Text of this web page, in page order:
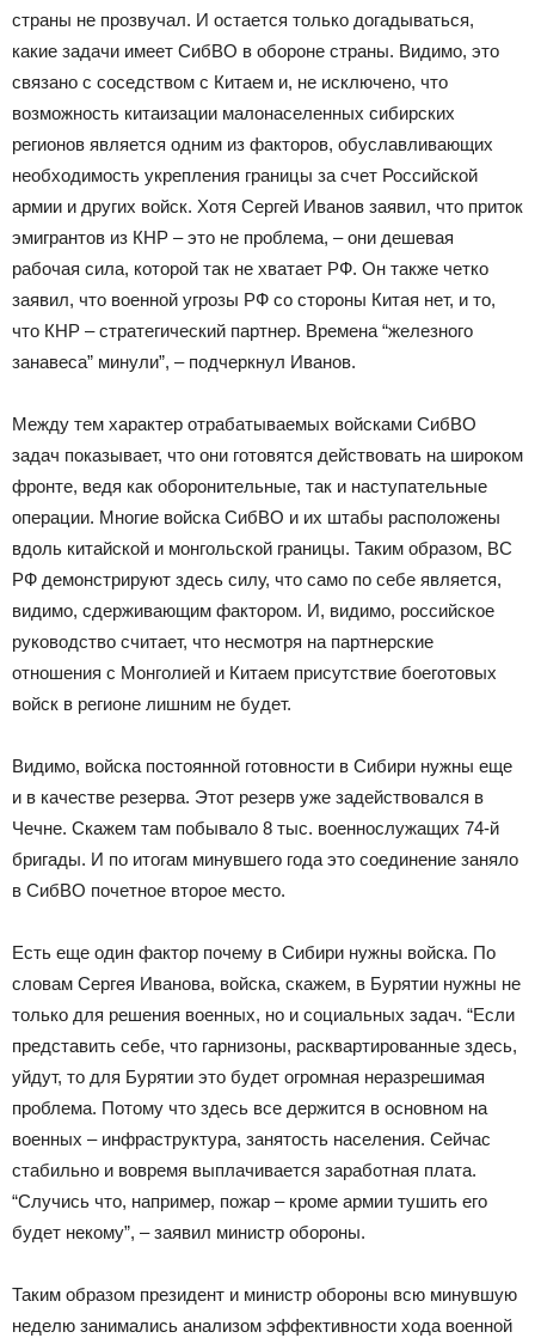
страны не прозвучал. И остается только догадываться,
какие задачи имеет СибВО в обороне страны. Видимо, это
связано с соседством с Китаем и, не исключено, что
возможность китаизации малонаселенных сибирских
регионов является одним из факторов, обуславливающих
необходимость укрепления границы за счет Российской
армии и других войск. Хотя Сергей Иванов заявил, что приток
эмигрантов из КНР – это не проблема, – они дешевая
рабочая сила, которой так не хватает РФ. Он также четко
заявил, что военной угрозы РФ со стороны Китая нет, и то,
что КНР – стратегический партнер. Времена “железного
занавеса” минули”, – подчеркнул Иванов.
Между тем характер отрабатываемых войсками СибВО
задач показывает, что они готовятся действовать на широком
фронте, ведя как оборонительные, так и наступательные
операции. Многие войска СибВО и их штабы расположены
вдоль китайской и монгольской границы. Таким образом, ВС
РФ демонстрируют здесь силу, что само по себе является,
видимо, сдерживающим фактором. И, видимо, российское
руководство считает, что несмотря на партнерские
отношения с Монголией и Китаем присутствие боеготовых
войск в регионе лишним не будет.
Видимо, войска постоянной готовности в Сибири нужны еще
и в качестве резерва. Этот резерв уже задействовался в
Чечне. Скажем там побывало 8 тыс. военнослужащих 74-й
бригады. И по итогам минувшего года это соединение заняло
в СибВО почетное второе место.
Есть еще один фактор почему в Сибири нужны войска. По
словам Сергея Иванова, войска, скажем, в Бурятии нужны не
только для решения военных, но и социальных задач. “Если
представить себе, что гарнизоны, расквартированные здесь,
уйдут, то для Бурятии это будет огромная неразрешимая
проблема. Потому что здесь всe держится в основном на
военных – инфраструктура, занятость населения. Сейчас
стабильно и вовремя выплачивается заработная плата.
“Случись что, например, пожар – кроме армии тушить его
будет некому”, – заявил министр обороны.
Таким образом президент и министр обороны всю минувшую
неделю занимались анализом эффективности хода военной